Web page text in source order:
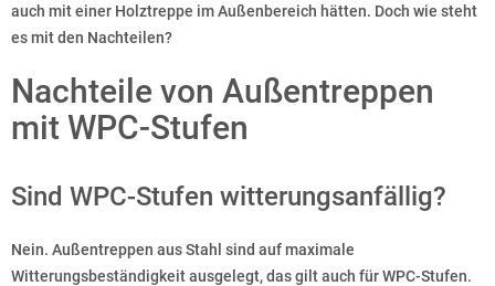
auch mit einer Holztreppe im Außenbereich hätten. Doch wie steht
es mit den Nachteilen?
Nachteile von Außentreppen
mit WPC-Stufen
Sind WPC-Stufen witterungsanfällig?
Nein. Außentreppen aus Stahl sind auf maximale
Witterungsbeständigkeit ausgelegt, das gilt auch für WPC-Stufen.